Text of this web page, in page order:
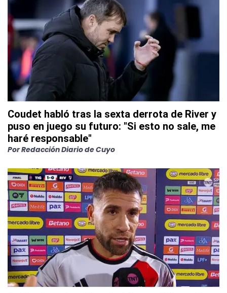
Coudet habló tras la sexta derrota de River y
puso en juego su futuro: "Si esto no sale, me
haré responsable"
PorRedacción Diario de Cuyo